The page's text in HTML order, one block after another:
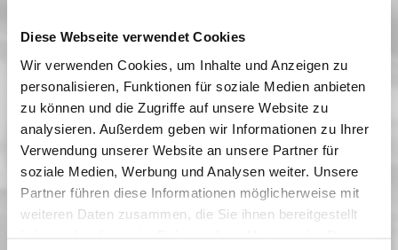
Diese Webseite verwendet Cookies
Wir verwenden Cookies, um Inhalte und Anzeigen zu
personalisieren, Funktionen für soziale Medien anbieten
zu können und die Zugriffe auf unsere Website zu
analysieren. Außerdem geben wir Informationen zu Ihrer
Verwendung unserer Website an unsere Partner für
soziale Medien, Werbung und Analysen weiter. Unsere
Partner führen diese Informationen möglicherweise mit
weiteren Daten zusammen, die Sie ihnen bereitgestellt
Selbstmord, weil er mit den Lügen nicht mehr leben
kann. Nicht nur bei den Traumsequenzen, die dem
Film eine zusätzliche Ebene geben, ließ sich
Abuladse von den apokalyptischen Visionen Boschs
und den surrealistischen Bildern Buñuels,
inspirieren. Der materialistisch geprägten Diktatur
setzt er die spirituelle Utopie der Kunst und des
Christentums entgegen.
Vergangene Vorstellungen